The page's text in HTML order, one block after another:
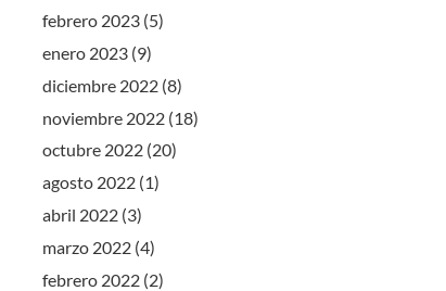
febrero 2023 (5)
enero 2023 (9)
diciembre 2022 (8)
noviembre 2022 (18)
octubre 2022 (20)
agosto 2022 (1)
abril 2022 (3)
marzo 2022 (4)
febrero 2022 (2)